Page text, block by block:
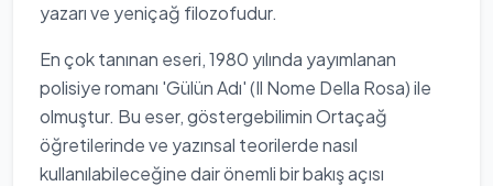
yazarı ve yeniçağ filozofudur.
En çok tanınan eseri, 1980 yılında yayımlanan
polisiye romanı 'Gülün Adı' (Il Nome Della Rosa) ile
olmuştur. Bu eser, göstergebilimin Ortaçağ
öğretilerinde ve yazınsal teorilerde nasıl
kullanılabileceğine dair önemli bir bakış açısı